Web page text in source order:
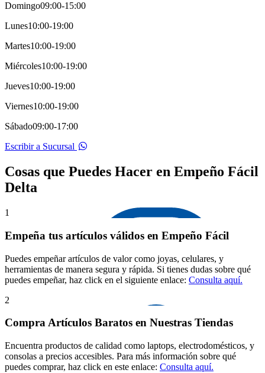
Domingo09:00-15:00
Lunes10:00-19:00
Martes10:00-19:00
Miércoles10:00-19:00
Jueves10:00-19:00
Viernes10:00-19:00
Sábado09:00-17:00
Escribir a Sucursal
Cosas que Puedes Hacer en Empeño Fácil
Delta
1
Empeña tus artículos válidos en Empeño Fácil
Puedes empeñar artículos de valor como joyas, celulares, y
herramientas de manera segura y rápida. Si tienes dudas sobre qué
puedes empeñar, haz click en el siguiente enlace: Consulta aquí.
2
Compra Artículos Baratos en Nuestras Tiendas
Encuentra productos de calidad como laptops, electrodomésticos, y
consolas a precios accesibles. Para más información sobre qué
puedes comprar, haz click en este enlace: Consulta aquí.